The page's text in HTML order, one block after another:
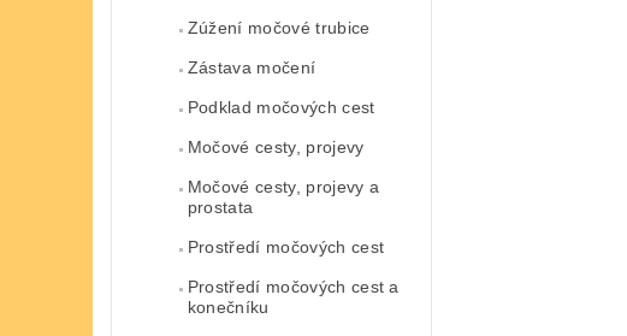
Zúžení močové trubice
Zástava močení
Podklad močových cest
Močové cesty, projevy
Močové cesty, projevy a
prostata
Prostředí močových cest
Prostředí močových cest a
konečníku